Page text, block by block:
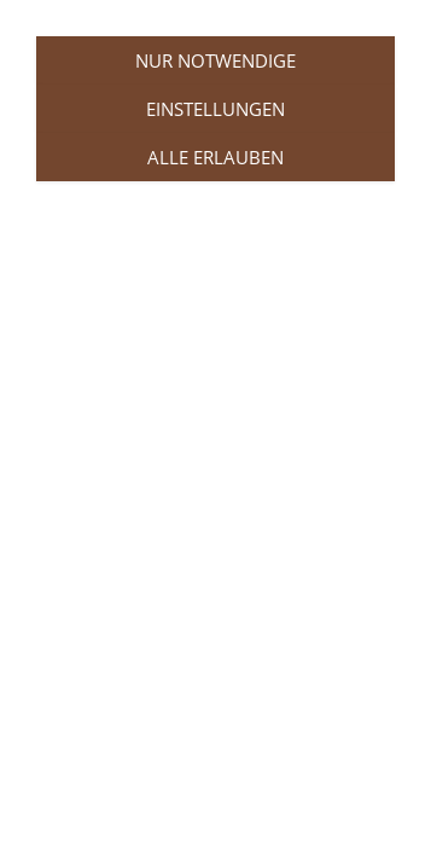
uns
Münsterstraße 1
E-Mail:info@salzgrotte-duelmen.de
NUR NOTWENDIGE
EINSTELLUNGEN
ALLE ERLAUBEN